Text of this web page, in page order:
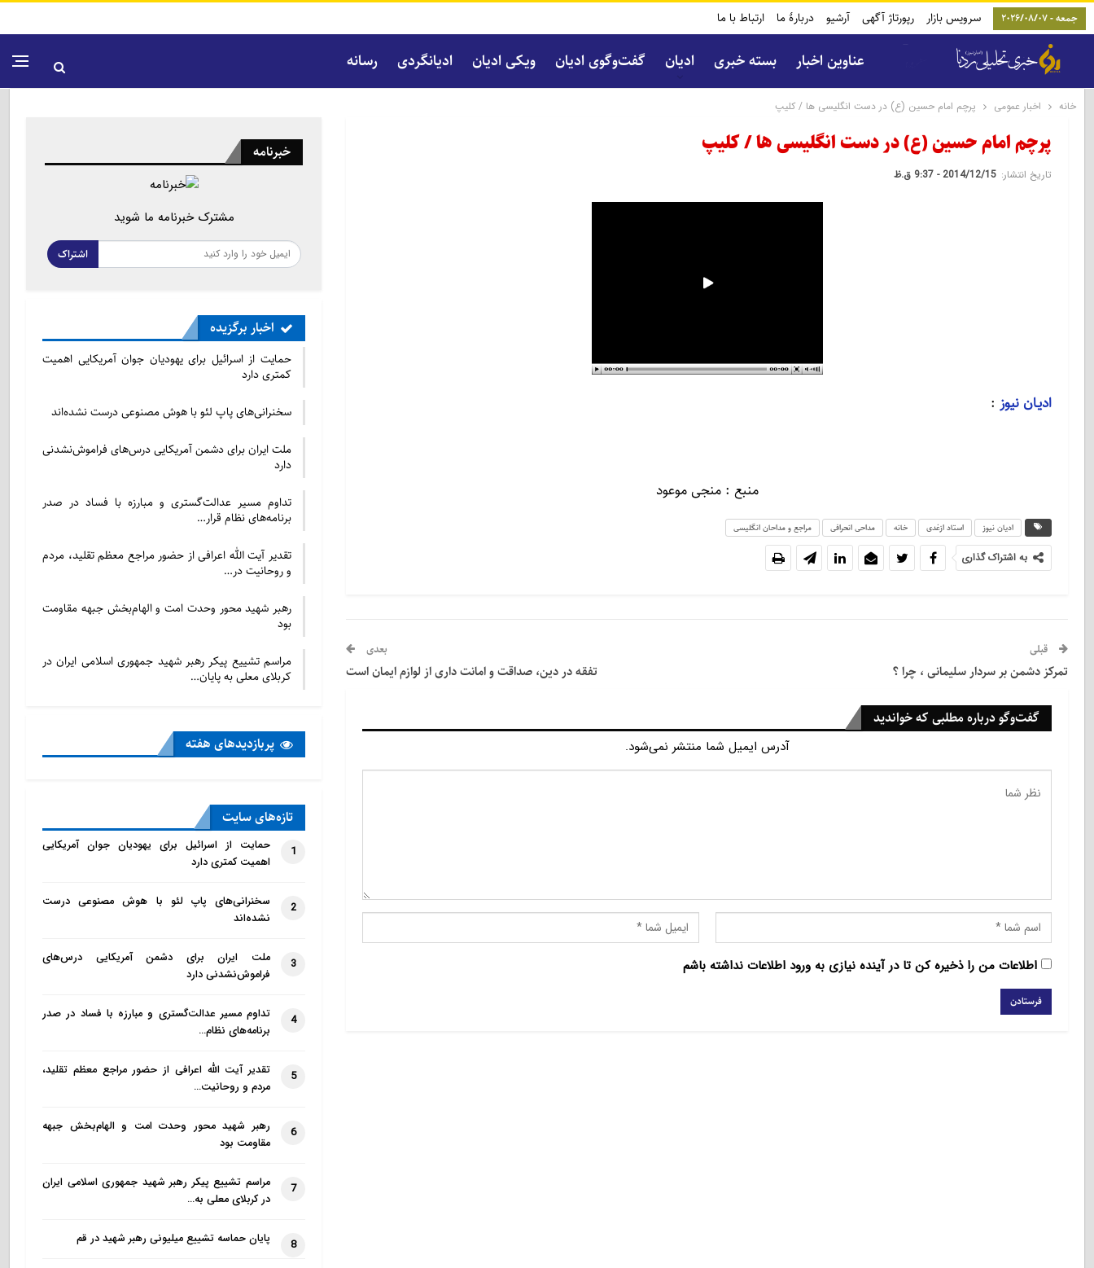
جمعه - 2026/08/07 سرویس بازار رپورتاژ آگهی آرشیو دربارۀ ما ارتباط با ما
عناوین اخبار بسته خبری ادیان گفت‌و‌گوی ادیان ویکی ادیان ادیانگردی رسانه
خانه اخبار عمومی پرچم امام حسین (ع) در دست انگلیسی ها / کلیپ
پرچم امام حسین (ع) در دست انگلیسی ها / کلیپ
تاریخ انتشار: 2014/12/15 - 9:37 ق.ظ
ادیـان نیوز :
منبع : منجی موعود
ادیان نیوز استاد ازغدی خانه مداحی انحرافی مراجع و مداحان انگلیسی
به اشتراک گذاری
قبلی
تمرکز دشمن بر سردار سلیمانی ، چرا‌ ؟
بعدی
تفقه در دین، صداقت و امانت داری از لوازم ایمان است
گفت‌وگو درباره مطلبی که خواندید
آدرس ایمیل شما منتشر نمی‌شود.
اطلاعات من را ذخیره کن تا در آینده نیازی به ورود اطلاعات نداشته باشم
خبرنامه
مشترک خبرنامه ما شوید
اشتراک
اخبار برگزیده
حمایت از اسرائیل برای یهودیان جوان آمریکایی اهمیت
کمتری دارد
سخنرانی‌های پاپ لئو با هوش مصنوعی درست نشده‌اند
ملت ایران برای دشمن آمریکایی درس‌های فراموش‌نشدنی
دارد
تداوم مسیر عدالت‌گستری و مبارزه با فساد در صدر
برنامه‌های نظام قرار…
تقدیر آیت الله اعرافی از حضور مراجع معظم تقلید، مردم
و روحانیت در…
رهبر شهید محور وحدت امت و الهام‌بخش جبهه مقاومت
بود
مراسم تشییع پیکر رهبر شهید جمهوری اسلامی ایران در
کربلای معلی به پایان…
پربازدید‌های هفته
تازه‌‌های سایت
1
حمایت از اسرائیل برای یهودیان جوان آمریکایی
اهمیت کمتری دارد
2
سخنرانی‌های پاپ لئو با هوش مصنوعی درست
نشده‌اند
3
ملت ایران برای دشمن آمریکایی درس‌های
فراموش‌نشدنی دارد
4
تداوم مسیر عدالت‌گستری و مبارزه با فساد در صدر
برنامه‌های نظام…
5
تقدیر آیت الله اعرافی از حضور مراجع معظم تقلید،
مردم و روحانیت…
6
رهبر شهید محور وحدت امت و الهام‌بخش جبهه
مقاومت بود
7
مراسم تشییع پیکر رهبر شهید جمهوری اسلامی ایران
در کربلای معلی به…
8 پایان حماسه تشییع میلیونی رهبر شهید در قم